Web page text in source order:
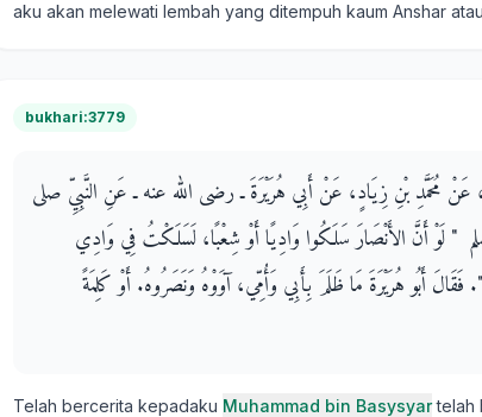
aku akan melewati lembah yang ditempuh kaum Anshar
bukhari:3779
عَنْ مُحَمَّدِ بْنِ زِيَادٍ، عَنْ أَبِي هُرَيْرَةَ ـ رضى الله عنه ـ عَنِ النَّبِيِّ صلى
"‏ لَوْ أَنَّ الأَنْصَارَ سَلَكُوا وَادِيًا أَوْ شِعْبًا، لَسَلَكْتُ فِي وَادِي
فَقَالَ أَبُو هُرَيْرَةَ مَا ظَلَمَ بِأَبِي وَأُمِّي، آوَوْهُ وَنَصَرُوهُ‏.‏ أَوْ كَلِمَةً
Telah bercerita kepadaku Muhammad bin Basysyartelah